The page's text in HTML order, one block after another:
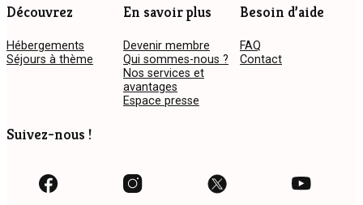
Découvrez
Hébergements
Séjours à thème
En savoir plus
Devenir membre
Qui sommes-nous ?
Nos services et
avantages
Espace presse
Besoin d’aide
FAQ
Contact
Suivez-nous !